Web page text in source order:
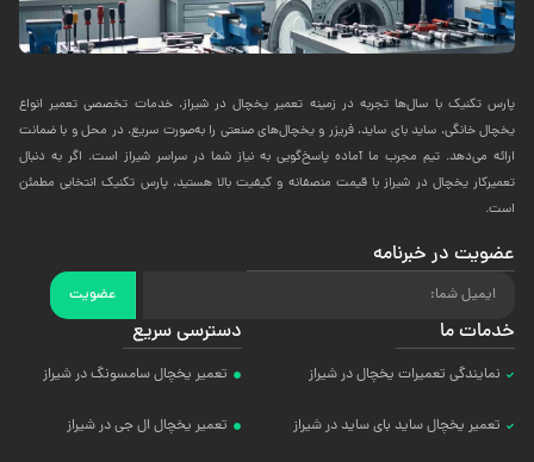
پارس تکنیک با سال‌ها تجربه در زمینه تعمیر یخچال در شیراز، خدمات تخصصی تعمیر انواع
یخچال خانگی، ساید بای ساید، فریزر و یخچال‌های صنعتی را به‌صورت سریع، در محل و با ضمانت
ارائه می‌دهد. تیم مجرب ما آماده پاسخ‌گویی به نیاز شما در سراسر شیراز است. اگر به دنبال
تعمیرکار یخچال در شیراز با قیمت منصفانه و کیفیت بالا هستید، پارس تکنیک انتخابی مطمئن
است.
عضویت در خبرنامه
عضویت
خدمات ما
نمایندگی تعمیرات یخچال در شیراز
تعمیر یخچال ساید بای ساید در شیراز
دسترسی سریع
تعمیر یخچال سامسونگ در شیراز
تعمیر یخچال ال جی در شیراز